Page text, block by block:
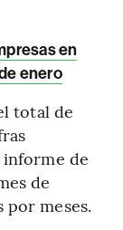
en
enero
total de
de
de
por meses.